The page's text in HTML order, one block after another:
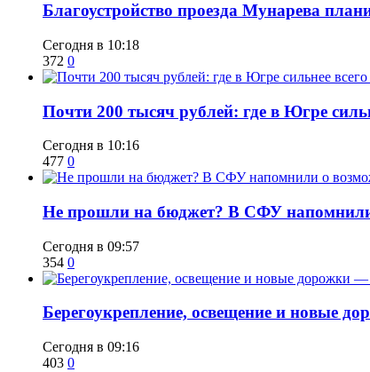
Благоустройство проезда Мунарева
Сегодня в 10:18
372 0
​Почти 200 тысяч рублей: где в Югре
Сегодня в 10:16
477 0
Не прошли на бюджет? В СФУ напомнили
Сегодня в 09:57
354 0
Берегоукрепление, освещение и новые
Сегодня в 09:16
403 0